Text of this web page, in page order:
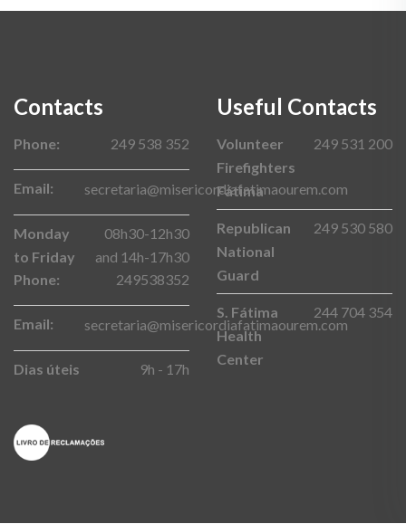
Contacts
Phone: 249 538 352
Email: secretaria@misericordiafatimaourem.com
Monday
to Friday
08h30-12h30
and 14h-17h30
Phone:
249538352
Email: secretaria@misericordiafatimaourem.com
Dias úteis 9h - 17h
Useful Contacts
Volunteer
Firefighters
Fátima
249 531 200
Republican
National
Guard
249 530 580
S. Fátima
Health
Center
244 704 354